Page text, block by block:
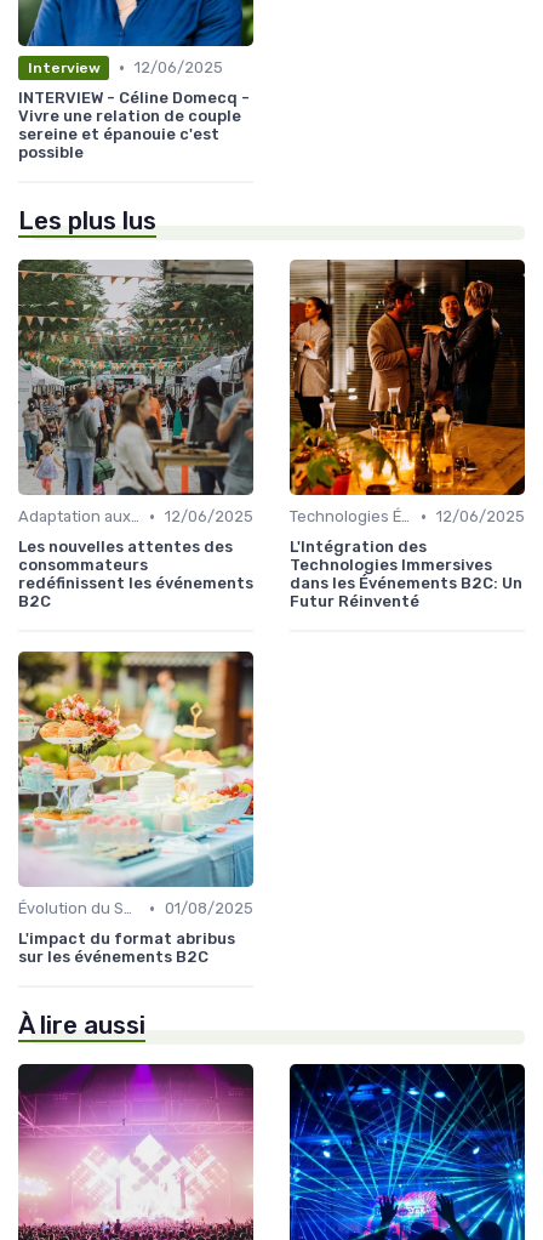
Interview • 12/06/2025
INTERVIEW - Céline Domecq -
Vivre une relation de couple
sereine et épanouie c'est
possible
Les plus lus
Adaptation aux Nouvelles Attentes des Consommateurs • 12/06/2025
Les nouvelles attentes des
consommateurs
redéfinissent les événements
B2C
Technologies Émergentes • 12/06/2025
L'Intégration des
Technologies Immersives
dans les Événements B2C: Un
Futur Réinventé
Évolution du Secteur Événementiel B2C • 01/08/2025
L'impact du format abribus
sur les événements B2C
À lire aussi